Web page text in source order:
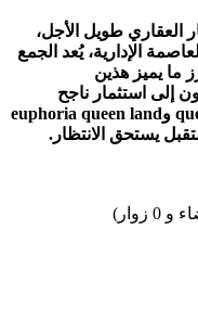
العقاري طويل الأجل،
الإدارية، يُعد الجمع
ما يميز هذين
إلى استثمار ناجح
وسكن مريح، فإن كلاً من queen land وeuphoria queen land
يستحق الانتظار.